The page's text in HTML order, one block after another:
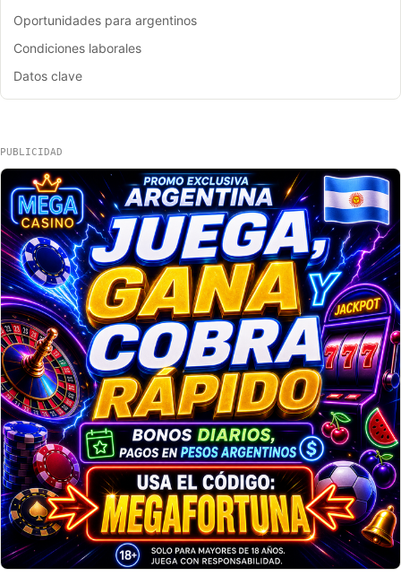
Oportunidades para argentinos
Condiciones laborales
Datos clave
PUBLICIDAD